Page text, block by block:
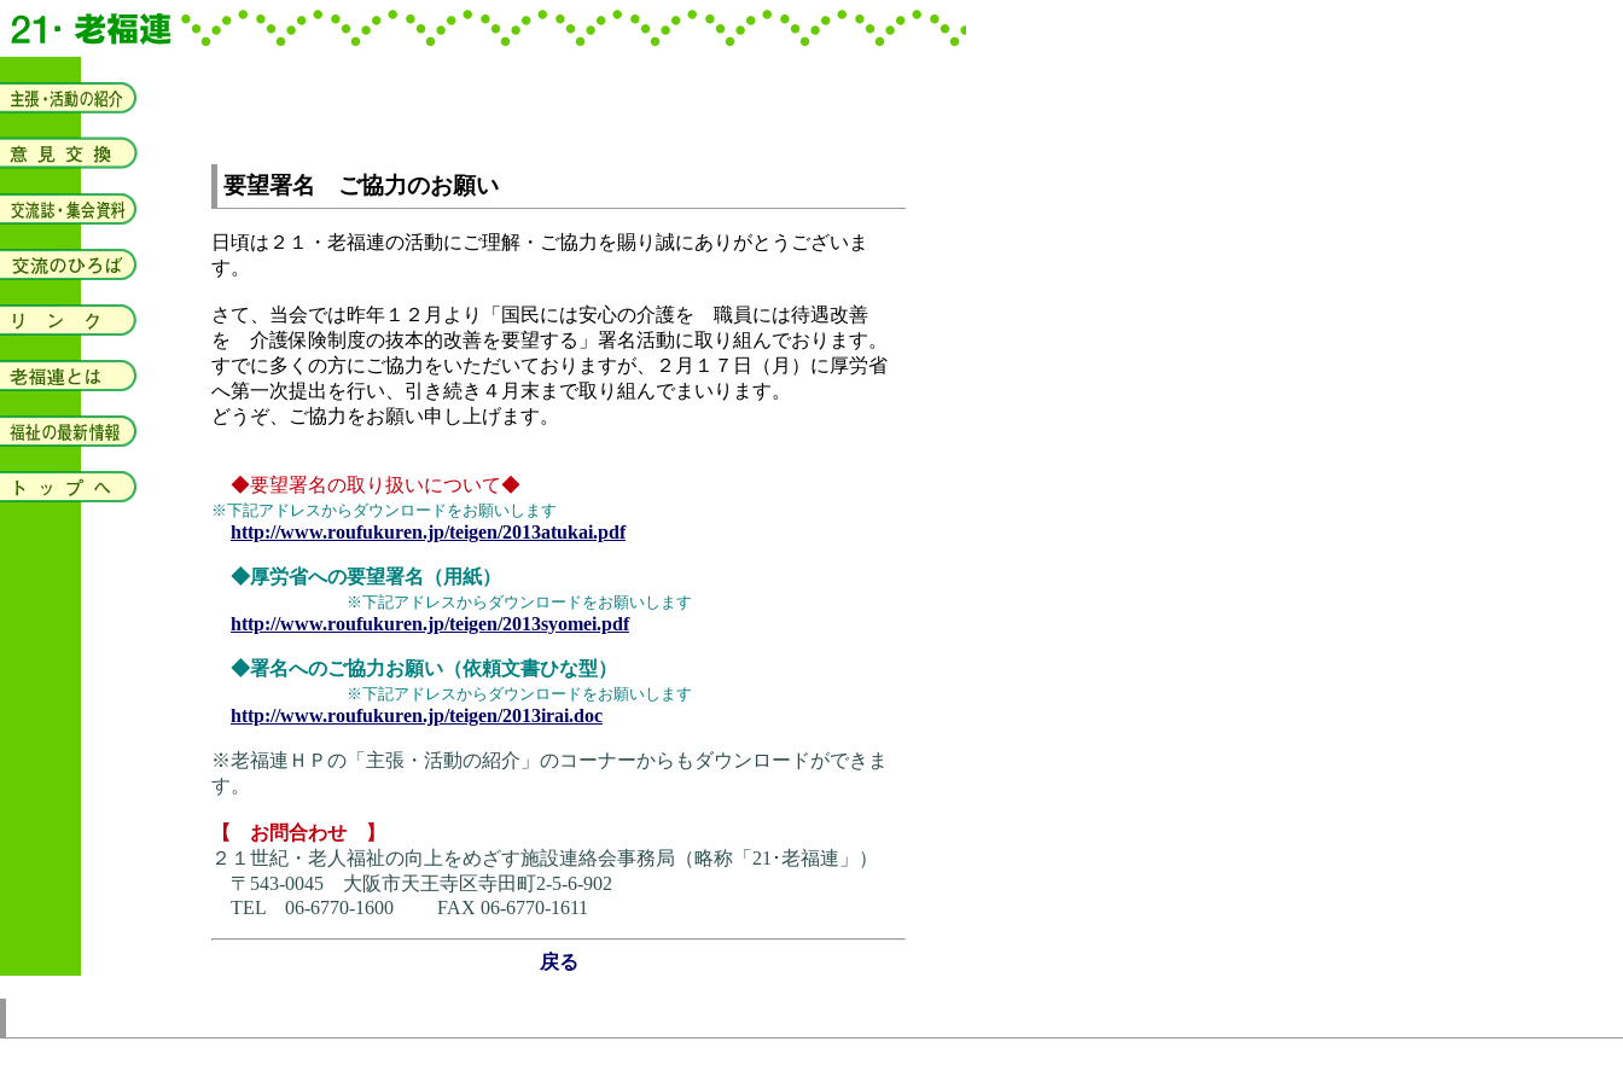
要望署名 ご協力のお願い
日頃は２１・老福連の活動にご理解・ご協力を賜り誠にありがとうございま
す。
さて、当会では昨年１２月より「国民には安心の介護を 職員には待遇改善
を 介護保険制度の抜本的改善を要望する」署名活動に取り組んでおります。
すでに多くの方にご協力をいただいておりますが、２月１７日（月）に厚労省
へ第一次提出を行い、引き続き４月末まで取り組んでまいります。
どうぞ、ご協力をお願い申し上げます。
◆要望署名の取り扱いについて◆
※下記アドレスからダウンロードをお願いします
http://www.roufukuren.jp/teigen/2013atukai.pdf
◆厚労省への要望署名（用紙）
※下記アドレスからダウンロードをお願いします
http://www.roufukuren.jp/teigen/2013syomei.pdf
◆署名へのご協力お願い（依頼文書ひな型）
※下記アドレスからダウンロードをお願いします
http://www.roufukuren.jp/teigen/2013irai.doc
※老福連ＨＰの「主張・活動の紹介」のコーナーからもダウンロードができま
す。
【 お問合わせ 】
２１世紀・老人福祉の向上をめざす施設連絡会事務局（略称「21･老福連」）
〒543‐0045 大阪市天王寺区寺田町2-5-6-902
TEL 06‐6770‐1600 FAX 06‐6770‐1611
戻る